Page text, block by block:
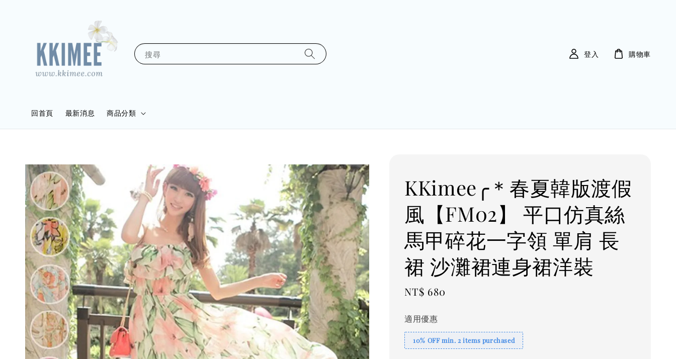
搜尋
回首頁 最新消息 商品分類
登入 購物車
KKimee╭＊春夏韓版渡假
風【FM02】 平口仿真絲
馬甲碎花一字領 單肩 長
裙 沙灘裙連身裙洋裝
Regular
NT$ 680
適用優惠
10% OFF min. 2 items purchased